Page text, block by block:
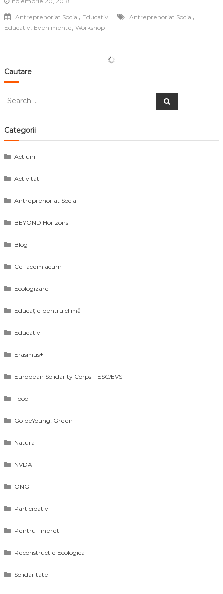
Antreprenoriat Social, Educativ Antreprenoriat Social,
Educativ, Evenimente, Workshop
Cautare
Search
Search
Categorii
Actiuni
Activitati
Antreprenoriat Social
BEYOND Horizons
Blog
Ce facem acum
Ecologizare
Educație pentru climă
Educativ
Erasmus+
European Solidarity Corps – ESC/EVS
Food
Go beYoung! Green
Natura
NVDA
ONG
Participativ
Pentru Tineret
Reconstructie Ecologica
Solidaritate